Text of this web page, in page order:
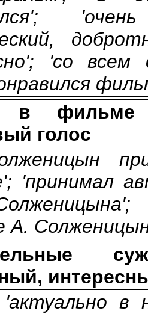
'со всем
в фильме
голос
'принимал
А.
'актуально